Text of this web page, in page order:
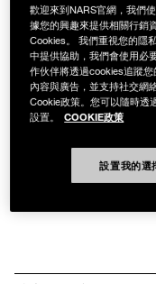
歡迎來到NARS官網，我們
據您的興趣來提供相關行銷
Cookies。 我們重視您的隱
中提供協助，我們會使用必
作伙伴將透過cookies追蹤
內容與廣告，並支持社交網
Cookie政策。您可以隨時透
設置。
COOKIE政策
設置我的選